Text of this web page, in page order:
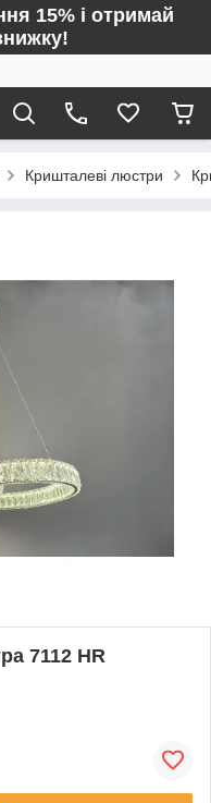
15% і отримай
Кришталеві люстри
7112 HR